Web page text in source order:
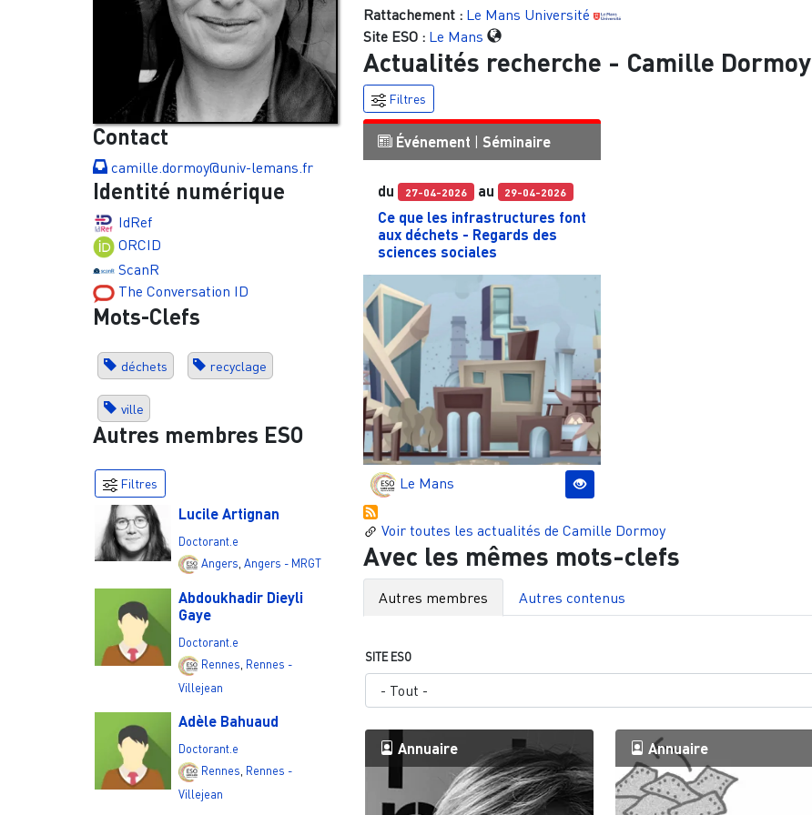
Contact
camille.dormoy@univ-lemans.fr
Identité numérique
IdRef
ORCID
ScanR
The Conversation ID
Mots-Clefs
déchets recyclage
ville
Autres membres ESO
Filtres
Lucile Artignan
Doctorant.e
Angers ,Angers - MRGT
Abdoukhadir Dieyli
Gaye
Doctorant.e
Rennes, Rennes -
Villejean
Adèle Bahuaud
Doctorant.e
Rennes Rennes -
Villejean
Rattachement : Le Mans Université
Site ESO : Le Mans
Actualités recherche - Camille Dormoy
Filtres
Événement | Séminaire
du 27-04-2026 au 29-04-2026
Ce que les infrastructures font
aux déchets - Regards des
sciences sociales
Le Mans
Voir toutes les actualités de Camille Dormoy
Avec les mêmes mots-clefs
Autres membres Autres contenus
SITE ESO
Annuaire Annuaire